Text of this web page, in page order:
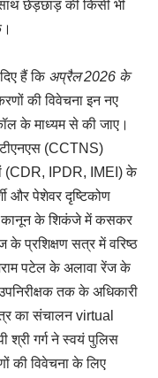
छेड़छाड़ की किसी भी
हैं कि अप्रैल 2026 के
की विवेचना इन नए
के माध्यम से की जाए।
(CCTNS)
(CDR, IPDR, IMEI) के
और पेशेवर दृष्टिकोण
कानून के शिकंजे में कसकर
प्रशिक्षण सत्र में वरिष्ठ
पटेल के अलावा रेंज के
तक के अधिकारी
का संचालन virtual
श्री गर्ग ने स्वयं पुलिस
की विवेचना के लिए